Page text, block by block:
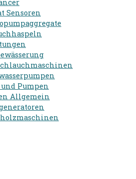
Sensoren
Pumpen
Allgemein